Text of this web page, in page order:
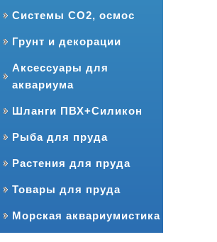
Системы CO2, осмос
Грунт и декорации
Аксессуары для
аквариума
Шланги ПВХ+Силикон
Рыба для пруда
Растения для пруда
Товары для пруда
Морская аквариумистика